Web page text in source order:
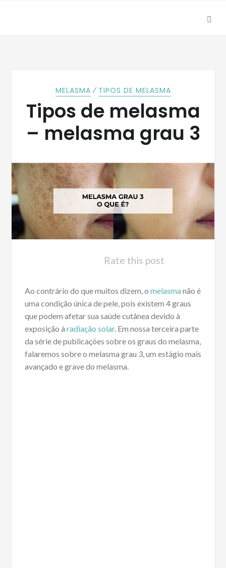
MELASMA ⁄ TIPOS DE MELASMA
Tipos de melasma
– melasma grau 3
Rate this post
Ao contrário do que muitos dizem, o melasmanão é
uma condição única de pele, pois existem 4 graus
que podem afetar sua saúde cutânea devido à
exposição à radiação solar. Em nossa terceira parte
da série de publicações sobre os graus do melasma,
falaremos sobre o melasma grau 3, um estágio mais
avançado e grave do melasma.